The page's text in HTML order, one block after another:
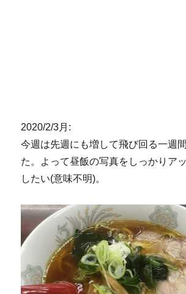
2020/2/3月:
今週は先週にも増して飛び回る一週
た。よって昼飯の写真をしっかりア
したい(意味不明)。